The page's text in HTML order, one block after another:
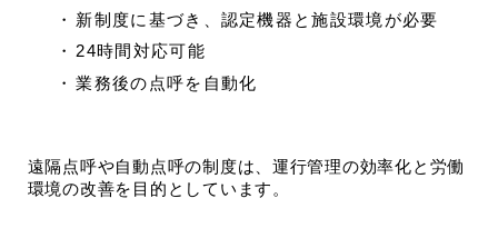
新制度に基づき、認定機器と施設環境が必要
24時間対応可能
業務後の点呼を自動化
遠隔点呼や自動点呼の制度は、運行管理の効率化と労働
環境の改善を目的としています​​。